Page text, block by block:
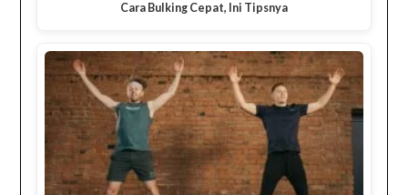
Cara Bulking Cepat, Ini Tipsnya